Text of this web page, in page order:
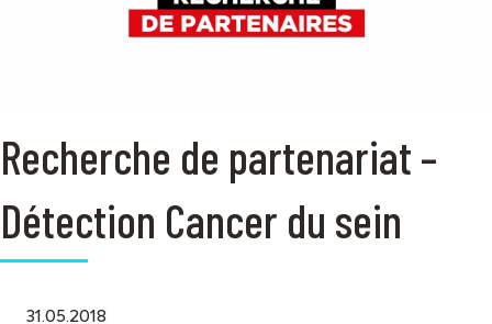
Recherche de partenariat –
Détection Cancer du sein
31.05.2018